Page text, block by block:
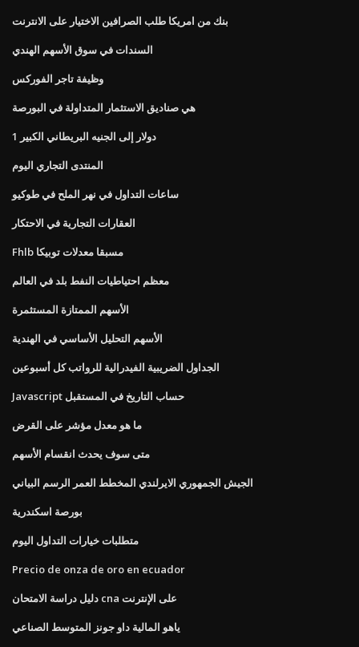
بنك من امريكا طلب الصرافين الاختيار على الانترنت
السندات في سوق الأسهم الهندي
وظيفة تاجر الفوركس
هي صناديق الاستثمار المتداولة في البورصة
1 دولار إلى الجنيه البريطاني الكبير
المنتدى التجاري اليوم
ساعات التداول في نهر الملح في طوكيو
العقارات التجارية في الاحتكار
Fhlb مسبقا معدلات توبيكا
معظم احتياطيات النفط بلد في العالم
الأسهم الممتازة المستثمرة
الأسهم التحليل الأساسي في الهندية
الجداول الضريبية الفيدرالية للرواتب كل أسبوعين
Javascript حساب التاريخ في المستقبل
ما هو معدل مؤشر على القرض
متى سوف يحدث انقسام الأسهم
الجيش الجمهوري الايرلندي المخطط العمر الرسم البياني
بورصة اسكندرية
متطلبات خيارات التداول اليوم
Precio de onza de oro en ecuador
دليل دراسة الامتحان cna على الإنترنت
ياهو المالية داو جونز المتوسط ​​الصناعي